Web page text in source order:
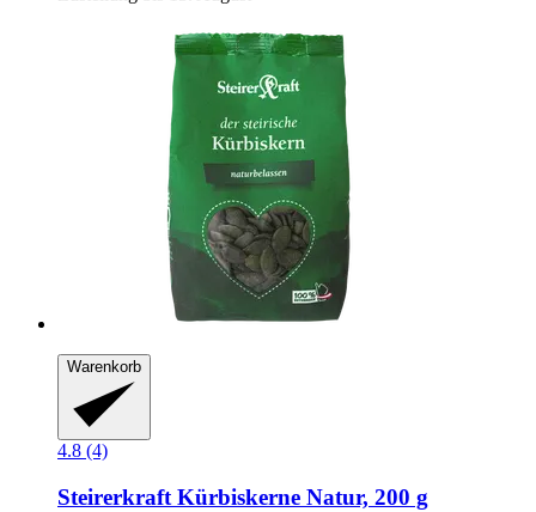
Warenkorb
4.8 (4)
Steirerkraft Kürbiskerne Natur, 200 g